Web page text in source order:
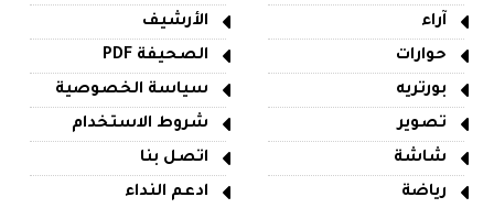
آراء
حوارات
بورتريه
تصوير
شاشة
رياضة
الأرشيف
الصحيفة PDF
سياسة الخصوصية
شروط الاستخدام
اتصل بنا
ادعم النداء